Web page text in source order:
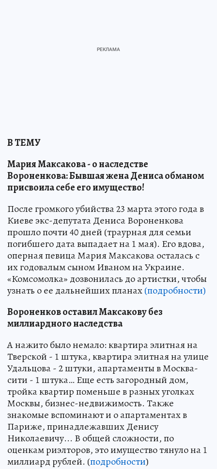
В ТЕМУ
Мария Максакова - о наследстве
Вороненкова: Бывшая жена Дениса обманом
присвоила себе его имущество!
После громкого убийства 23 марта этого года в
Киеве экс-депутата Дениса Вороненкова
прошло почти 40 дней (траурная для семьи
погибшего дата выпадает на 1 мая). Его вдова,
оперная певица Мария Максакова осталась с
их годовалым сыном Иваном на Украине.
«Комсомолка» дозвонилась до артистки, чтобы
узнать о ее дальнейших планах(подробности)
Вороненков оставил Максакову без
миллиардного наследства
А нажито было немало: квартира элитная на
Тверской - 1 штука, квартира элитная на улице
Удальцова - 2 штуки, апартаменты в Москва-
сити - 1 штука… Еще есть загородный дом,
тройка квартир поменьше в разных уголках
Москвы, бизнес-недвижимость. Также
знакомые вспоминают и о апартаментах в
Париже, принадлежавших Денису
Николаевичу... В общей сложности, по
оценкам риэлторов, это имущество тянуло на 1
миллиард рублей. (подробности)